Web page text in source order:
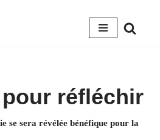
réfléchir
se sera révélée bénéfique pour la